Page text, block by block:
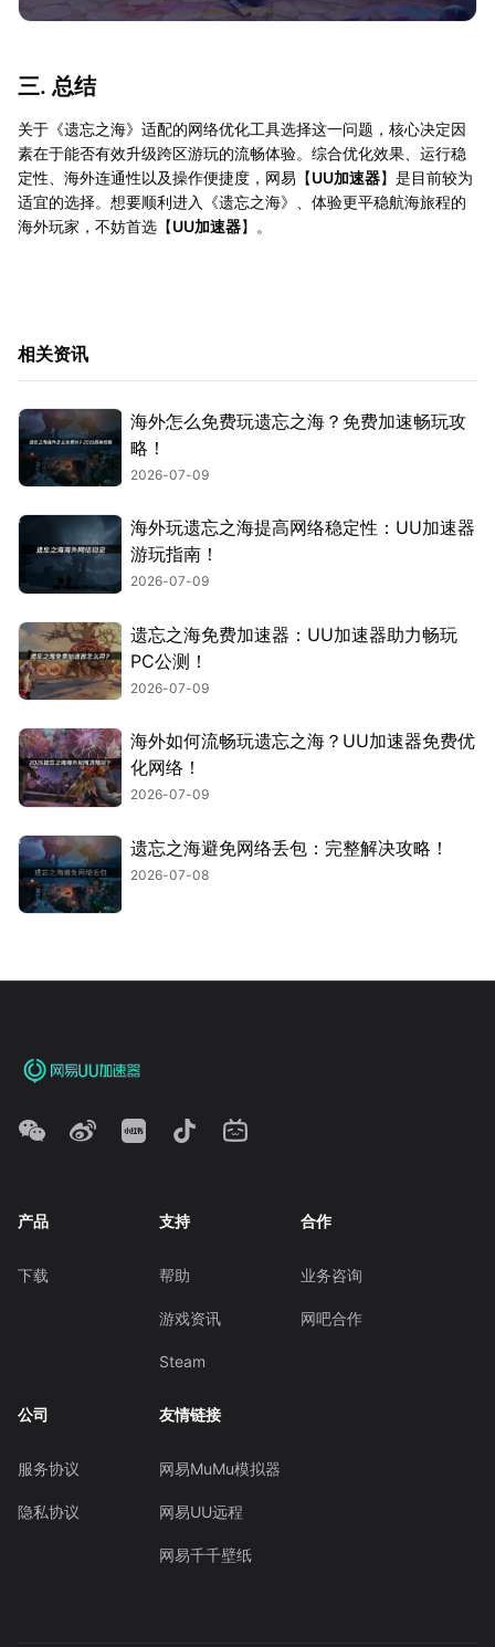
三. 总结
关于《遗忘之海》适配的网络优化工具选择这一问题，核心决定因
素在于能否有效升级跨区游玩的流畅体验。综合优化效果、运行稳
定性、海外连通性以及操作便捷度，网易【‌UU加速器‌】是目前较为
适宜的选择。想要顺利进入《遗忘之海》、体验更平稳航海旅程的
海外玩家，不妨首选【‌UU加速器‌】。
相关资讯
海外怎么免费玩遗忘之海？免费加速畅玩攻
略！
2026-07-09
海外玩遗忘之海提高网络稳定性：UU加速器
游玩指南！
2026-07-09
遗忘之海免费加速器：UU加速器助力畅玩
PC公测！
2026-07-09
海外如何流畅玩遗忘之海？UU加速器免费优
化网络！
2026-07-09
遗忘之海避免网络丢包：完整解决攻略！
2026-07-08
产品
下载
支持
帮助
游戏资讯
Steam
合作
业务咨询
网吧合作
公司
服务协议
隐私协议
友情链接
网易MuMu模拟器
网易UU远程
网易千千壁纸